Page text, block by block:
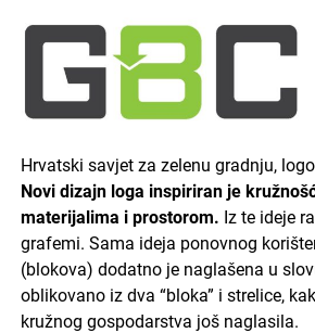
Hrvatski savjet za zelenu gradnju, logo
Novi dizajn loga inspiriran je
materijalima i prostorom. Iz te ideje
grafemi. Sama ideja ponovnog
(blokova) dodatno je naglašena u
oblikovano iz dva “bloka” i strelice,
kružnog gospodarstva još naglasila.